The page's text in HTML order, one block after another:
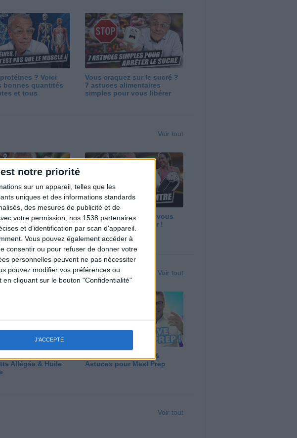
notre priorité
sur un appareil, telles que les
uniques et des informations standards
des mesures de publicité et de
votre permission, nos 1538 partenaires
et d’identification par scan d'appareil.
Vous pouvez également accéder à
consentir ou pour refuser de donner votre
personnelles peuvent ne pas nécessiter
pouvez modifier vos préférences ou
cliquant sur le bouton "Confidentialité"
J'ACCEPTE
? Voici
bonnes quantités
et tous
Vous craquez sur le sucré ?
7 astuces alimentaires
simples pour vous libérer
Voir tout
la perte de poids ?
?
Maigrir vite ? Ce que vous
devez vraiment savoir !
Voir tout
Allégée & Huile
Panga, Huile d'Olive &
Astuces pour Meal Prep
Voir tout